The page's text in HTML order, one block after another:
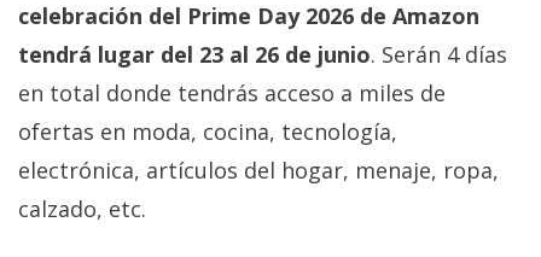
noticias sobre
tecnología,
móviles,
ordenadores,
apps,
informática,
comparativas,
trucos y
tutoriales.
celebración del Prime Day 2026 de Amazon
tendrá lugar del 23 al 26 de junio. Serán 4 días
en total donde tendrás acceso a miles de
ofertas en moda, cocina, tecnología,
electrónica, artículos del hogar, menaje, ropa,
calzado, etc.